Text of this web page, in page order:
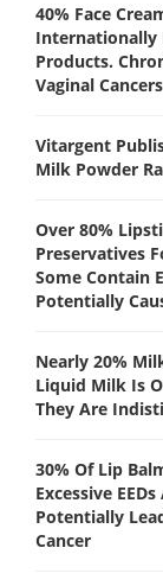
40% Face
Internationally
Products.
Vaginal Cancers
Vitargent
Milk Powder
Over 80%
Preservatives
Some Contain
Potentially
Nearly 20%
Liquid Milk Is
They Are
30% Of Lip
Excessive
Potentially
Cancer